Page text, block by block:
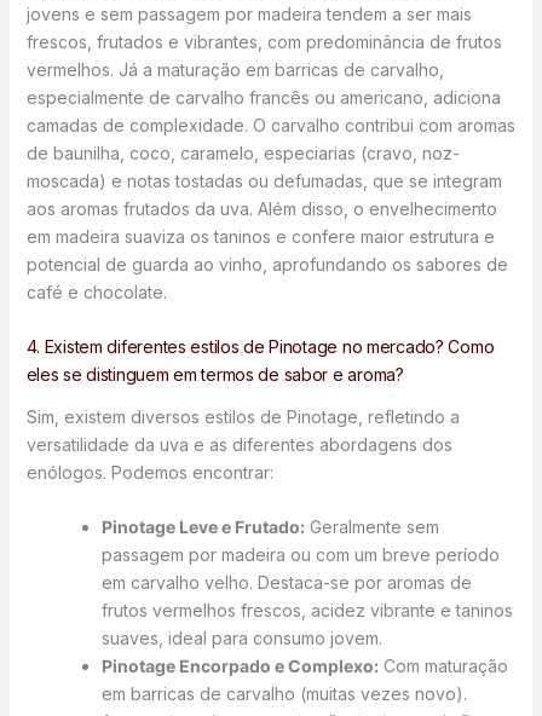
jovens e sem passagem por madeira tendem a ser mais
frescos, frutados e vibrantes, com predominância de frutos
vermelhos. Já a maturação em barricas de carvalho,
especialmente de carvalho francês ou americano, adiciona
camadas de complexidade. O carvalho contribui com aromas
de baunilha, coco, caramelo, especiarias (cravo, noz-
moscada) e notas tostadas ou defumadas, que se integram
aos aromas frutados da uva. Além disso, o envelhecimento
em madeira suaviza os taninos e confere maior estrutura e
potencial de guarda ao vinho, aprofundando os sabores de
café e chocolate.
4. Existem diferentes estilos de Pinotage no mercado? Como
eles se distinguem em termos de sabor e aroma?
Sim, existem diversos estilos de Pinotage, refletindo a
versatilidade da uva e as diferentes abordagens dos
enólogos. Podemos encontrar:
Pinotage Leve e Frutado:Geralmente sem
passagem por madeira ou com um breve período
em carvalho velho. Destaca-se por aromas de
frutos vermelhos frescos, acidez vibrante e taninos
suaves, ideal para consumo jovem.
Pinotage Encorpado e Complexo:Com maturação
em barricas de carvalho (muitas vezes novo).